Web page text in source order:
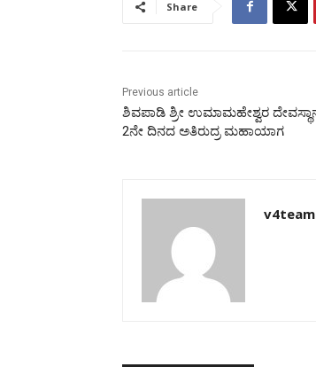
Share
Previous article
ಶಿವಪಾಡಿ ಶ್ರೀ ಉಮಾಮಹೇಶ್ವರ
2ನೇ ದಿನದ ಅತಿರುದ್ರ ಮಹಾಯಾಗ
v4team